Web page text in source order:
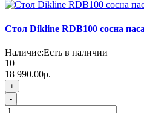
Стол Dikline RDB100 сосна
Наличие:Есть в наличии
10
18 990.00р.
+
-